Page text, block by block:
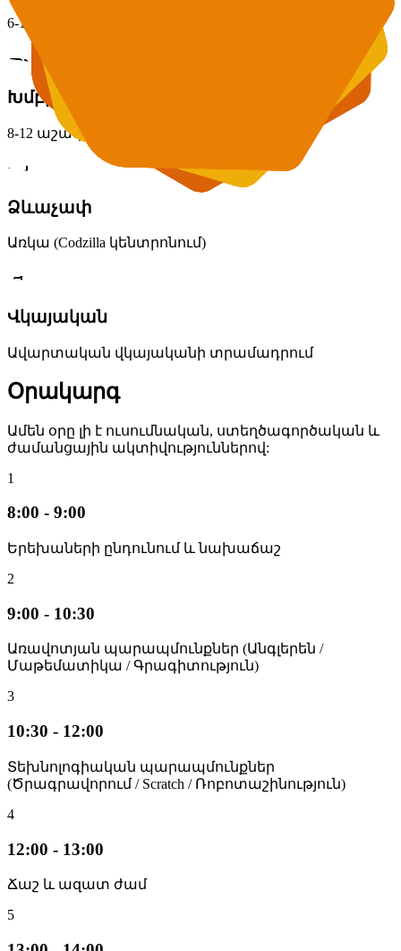
6-10 տարեկան
Խմբի կառուցվածքը
8-12 աշակերտ
Ձևաչափ
Առկա (Codzilla կենտրոնում)
Վկայական
Ավարտական վկայականի տրամադրում
Օրակարգ
Ամեն օրը լի է ուսումնական, ստեղծագործական և
ժամանցային ակտիվություններով:
1
8:00 - 9:00
Երեխաների ընդունում և նախաճաշ
2
9:00 - 10:30
Առավոտյան պարապմունքներ (Անգլերեն /
Մաթեմատիկա / Գրագիտություն)
3
10:30 - 12:00
Տեխնոլոգիական պարապմունքներ
(Ծրագրավորում / Scratch / Ռոբոտաշինություն)
4
12:00 - 13:00
Ճաշ և ազատ ժամ
5